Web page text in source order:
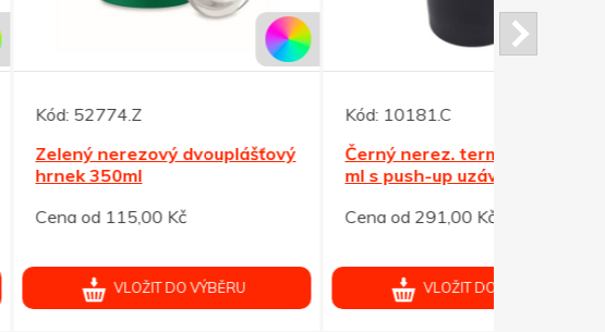
dvouplášťový
Kč
DO VÝBĚRU
Černý nerez. termohrnek 350
ml s push-up uzávěrem
Cena od 291,00 Kč
VLOŽIT DO VÝBĚRU